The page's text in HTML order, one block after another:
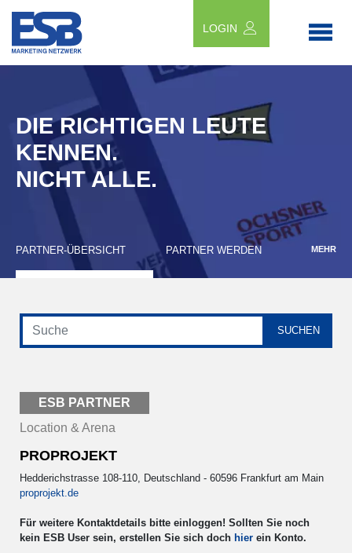
LOGIN
DIE RICHTIGEN LEUTE
KENNEN.
NICHT ALLE.
PARTNER-ÜBERSICHT PARTNER WERDEN MEHR
ESB PARTNER
Location & Arena
PROPROJEKT
Hedderichstrasse 108-110, Deutschland - 60596 Frankfurt am Main
proprojekt.de
Für weitere Kontaktdetails bitte einloggen! Sollten Sie noch
kein ESB User sein, erstellen Sie sich doch hier ein Konto.